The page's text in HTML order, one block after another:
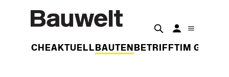
WOCHEAKTUELL BAUTEN BETRIFFT IM